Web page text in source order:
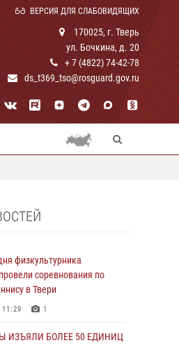
ВЕРСИЯ ДЛЯ СЛАБОВИДЯЩИХ
170025, г. Тверь
ул. Бочкина, д. 20
+ 7 (4822) 74-42-78
ds_t369_tso@rosguard.gov.ru
физкультурника
соревнования по
в Твери
11:29 1
ИЗЪЯЛИ БОЛЕЕ 50 ЕДИНИЦ